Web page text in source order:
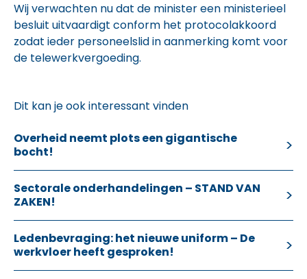
Wij verwachten nu dat de minister een ministerieel
besluit uitvaardigt conform het protocolakkoord
zodat ieder personeelslid in aanmerking komt voor
de telewerkvergoeding.
Dit kan je ook interessant vinden
Overheid neemt plots een gigantische
bocht!
Sectorale onderhandelingen – STAND VAN
ZAKEN!
Ledenbevraging: het nieuwe uniform – De
werkvloer heeft gesproken!